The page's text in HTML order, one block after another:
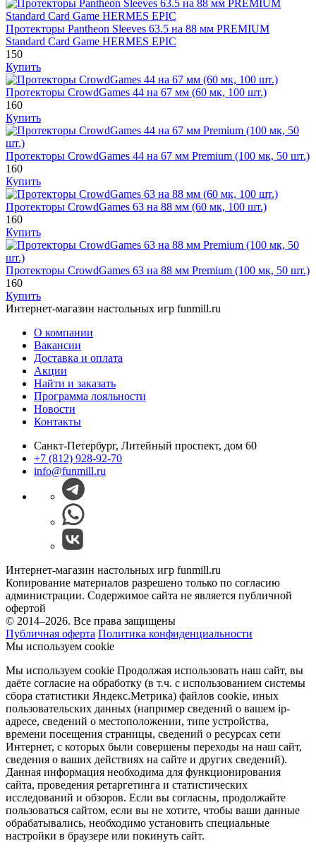
Протекторы Pantheon Sleeves 63.5 на 88 мм PREMIUM
Standard Card Game HERMES EPIC
150
Купить
Протекторы CrowdGames 44 на 67 мм (60 мк, 100 шт.)
160
Купить
Протекторы CrowdGames 44 на 67 мм Premium (100 мк, 50 шт.)
160
Купить
Протекторы CrowdGames 63 на 88 мм (60 мк, 100 шт.)
160
Купить
Протекторы CrowdGames 63 на 88 мм Premium (100 мк, 50 шт.)
160
Купить
Интернет-магазин настольных игр funmill.ru
О компании
Вакансии
Доставка и оплата
Акции
Найти и заказать
Программа лояльности
Новости
Контакты
Санкт-Петербург, Литейный проспект, дом 60
+7 (812) 928-92-70
info@funmill.ru
Интернет-магазин настольных игр funmill.ru
Копирование материалов разрешено только по согласию
администрации. Содержимое сайта не является публичной
офертой
© 2014–2026. Все права защищены
Публичная оферта Политика конфиденциальности
Мы используем cookie
Мы используем cookie Продолжая использовать наш cайт, вы
даёте согласие на обработку (в т.ч. с использованием системы
сбора статистики Яндекс.Метрика) файлов cookie, иных
пользовательских данных (например сведений о вашем ip-
адресе, сведений о местоположении, типе устройства,
времени посещения страницы, сведений о ресурсах сети
Интернет, с которых были совершены переходы на наш сайт,
сведения о ваших действиях на сайте и других сведений).
Данная информация необходима для функционирования
сайта, проведения ретаргетинга и статистических
исследований и обзоров. Если вы согласны, продолжайте
пользоваться сайтом, если вы не хотите, чтобы ваши данные
обрабатывались, необходимо установить специальные
настройки в браузере или покинуть сайт.